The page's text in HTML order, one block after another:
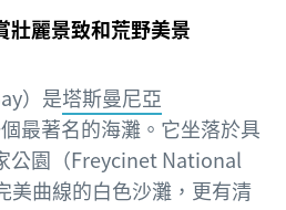
壯麗景致和荒野美景
）是塔斯曼尼亞
最著名的海灘。它坐落於具
公園（Freycinet National
美曲線的白色沙灘，更有清